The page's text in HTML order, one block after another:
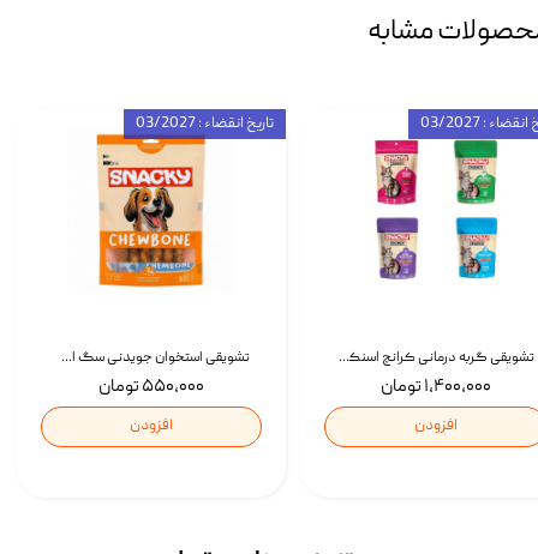
مشابه
تشویقی استخوان جویدنی سگ اسنکی کرانچی با طعم مرغ Snacky Crunchy Munchy وزن 100 گرم
۵۵۰,۰۰۰ تومان
افزودن
تاریخ انقضاء : 03/2027
تشویقی گربه درمانی کرانچ اسنکی با طعم میکس Snacky Crunch Cat Treats وزن 60 گرم بسته 4 عددی
۱,۴۰۰,۰۰۰ تومان
افزودن
: 03/2027